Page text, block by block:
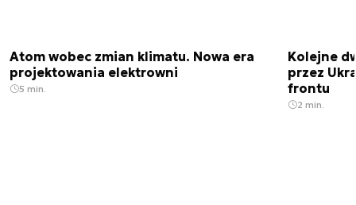
Atom wobec zmian klimatu. Nowa era
projektowania elektrowni
5 min.
Kolejne
przez
frontu
2 min.